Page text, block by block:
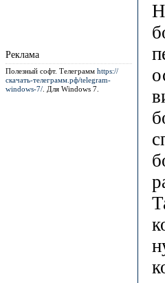
Реклама
Полезный софт. Телеграмм https://
скачать-телеграмм.рф/telegram-
windows-7/ . Для Windows 7.